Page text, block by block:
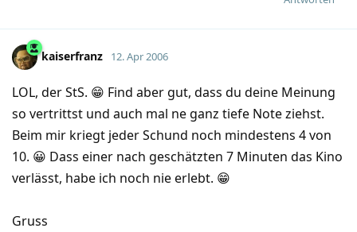
kaiserfranz 12. Apr 2006
LOL, der StS. 😁 Find aber gut, dass du deine Meinung
so vertrittst und auch mal ne ganz tiefe Note ziehst.
Beim mir kriegt jeder Schund noch mindestens 4 von
10. 😀 Dass einer nach geschätzten 7 Minuten das Kino
verlässt, habe ich noch nie erlebt. 😁
Gruss